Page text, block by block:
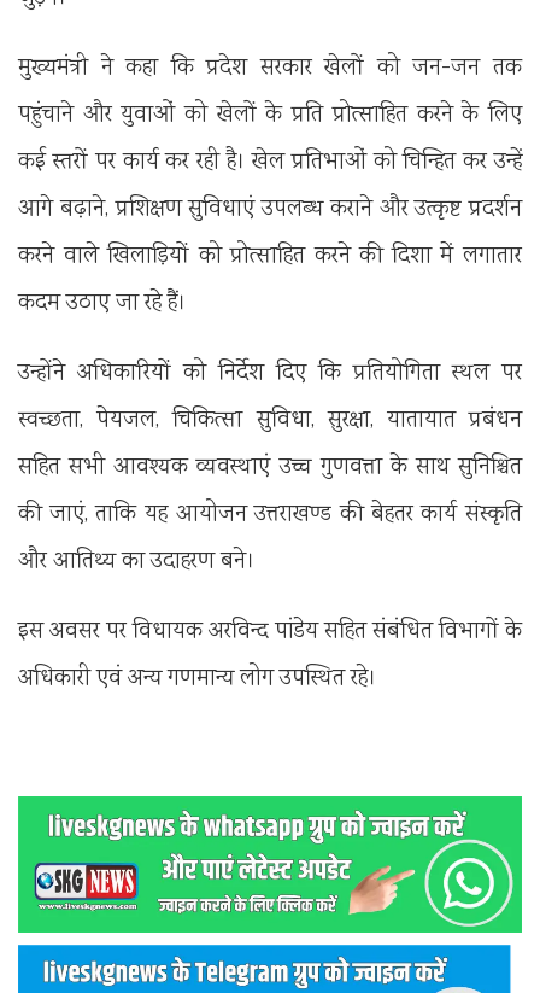
मुख्यमंत्री ने कहा कि प्रदेश सरकार खेलों को जन-जन तक
पहुंचाने और युवाओं को खेलों के प्रति प्रोत्साहित करने के लिए
कई स्तरों पर कार्य कर रही है। खेल प्रतिभाओं को चिन्हित कर उन्हें
आगे बढ़ाने, प्रशिक्षण सुविधाएं उपलब्ध कराने और उत्कृष्ट प्रदर्शन
करने वाले खिलाड़ियों को प्रोत्साहित करने की दिशा में लगातार
कदम उठाए जा रहे हैं।
उन्होंने अधिकारियों को निर्देश दिए कि प्रतियोगिता स्थल पर
स्वच्छता, पेयजल, चिकित्सा सुविधा, सुरक्षा, यातायात प्रबंधन
सहित सभी आवश्यक व्यवस्थाएं उच्च गुणवत्ता के साथ सुनिश्चित
की जाएं, ताकि यह आयोजन उत्तराखण्ड की बेहतर कार्य संस्कृति
और आतिथ्य का उदाहरण बने।
इस अवसर पर विधायक अरविन्द पांडेय सहित संबंधित विभागों के
अधिकारी एवं अन्य गणमान्य लोग उपस्थित रहे।